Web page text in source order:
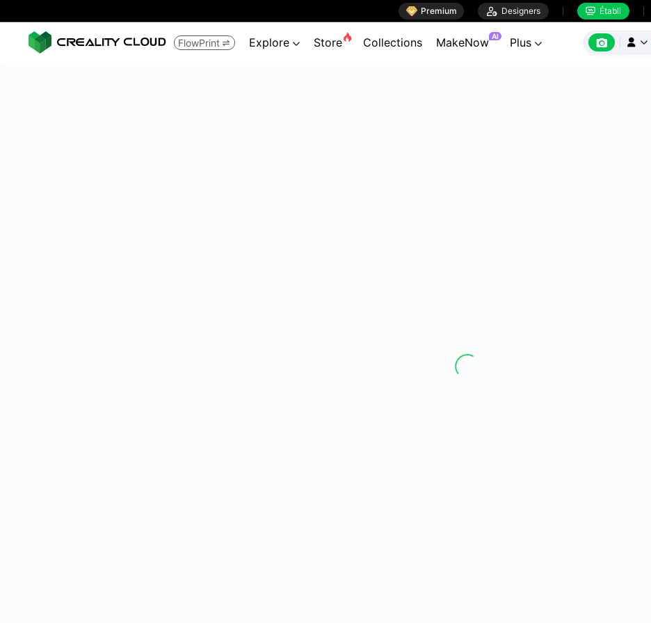
 Premium  Designers  Établi
FlowPrint  Explore  Store Collections MakeNow AI Plus    